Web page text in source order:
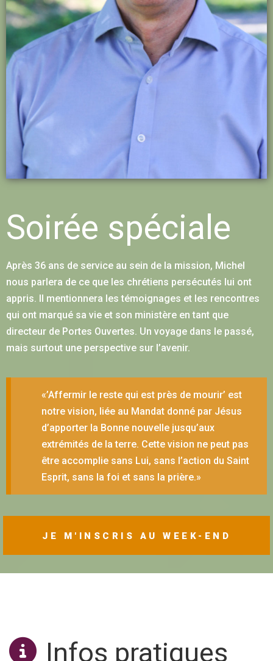
Soirée spéciale
Après 36 ans de service au sein de la mission, Michel
nous parlera de ce que les chrétiens persécutés lui ont
appris. Il mentionnera les témoignages et les rencontres
qui ont marqué sa vie et son ministère en tant que
directeur de Portes Ouvertes. Un voyage dans le passé,
mais surtout une perspective sur l’avenir.
«’Affermir le reste qui est près de mourir’ est
notre vision, liée au Mandat donné par Jésus
d’apporter la Bonne nouvelle jusqu’aux
extrémités de la terre. Cette vision ne peut pas
être accomplie sans Lui, sans l’action du Saint
Esprit, sans la foi et sans la prière.»
JE M'INSCRIS AU WEEK-END
Infos pratiques